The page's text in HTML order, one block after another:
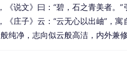
说文》曰：“碧，石之青美者。
庄子》云：“云无心以出岫”，
纯净，志向似云般高洁，内外兼